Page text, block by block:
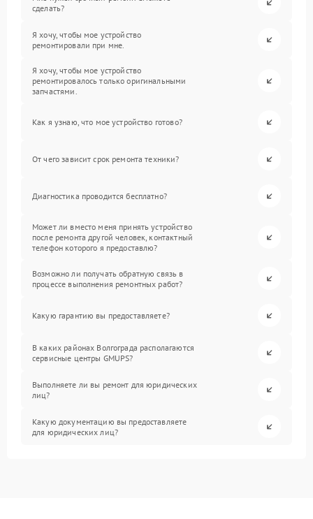
сделать?
Я хочу, чтобы мое устройство
ремонтировали при мне.
Я хочу, чтобы мое устройство
ремонтировалось только оригинальными
запчастями.
Как я узнаю, что мое устройство готово?
От чего зависит срок ремонта техники?
Диагностика проводится бесплатно?
Может ли вместо меня принять устройство
после ремонта другой человек, контактный
телефон которого я предоставлю?
Возможно ли получать обратную связь в
процессе выполнения ремонтных работ?
Какую гарантию вы предоставляете?
В каких районах Волгограда располагаются
сервисные центры GMUPS?
Выполняете ли вы ремонт для юридических
лиц?
Какую документацию вы предоставляете
для юридических лиц?